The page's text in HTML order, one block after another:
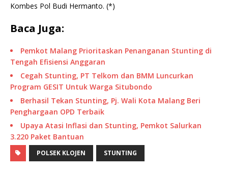
Kombes Pol Budi Hermanto. (*)
Baca Juga:
Pemkot Malang Prioritaskan Penanganan Stunting di
Tengah Efisiensi Anggaran
Cegah Stunting, PT Telkom dan BMM Luncurkan
Program GESIT Untuk Warga Situbondo
Berhasil Tekan Stunting, Pj. Wali Kota Malang Beri
Penghargaan OPD Terbaik
Upaya Atasi Inflasi dan Stunting, Pemkot Salurkan
3.220 Paket Bantuan
POLSEK KLOJEN STUNTING